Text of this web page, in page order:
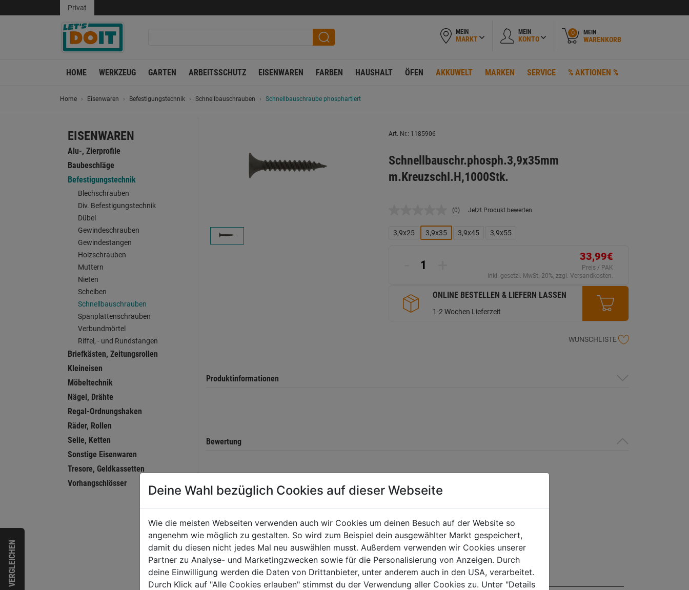
VERGLEICHEN
Privat
MEIN
MARKT
MEIN
KONTO
0 MEIN
WARENKORB
HOME WERKZEUG GARTEN ARBEITSSCHUTZ EISENWAREN FARBEN HAUSHALT ÖFEN AKKUWELT MARKEN SERVICE % AKTIONEN %
Home Eisenwaren Befestigungstechnik Schnellbauschrauben Schnellbauschraube phosphartiert
EISENWAREN
Alu-, Zierprofile
Baubeschläge
Befestigungstechnik
Blechschrauben
Div. Befestigungstechnik
Dübel
Gewindeschrauben
Gewindestangen
Holzschrauben
Muttern
Nieten
Scheiben
Schnellbauschrauben
Spanplattenschrauben
Verbundmörtel
Riffel, - und Rundstangen
Briefkästen, Zeitungsrollen
Kleineisen
Möbeltechnik
Nägel, Drähte
Regal-Ordnungshaken
Räder, Rollen
Seile, Ketten
Sonstige Eisenwaren
Tresore, Geldkassetten
Vorhangschlösser
Art. Nr.: 1185906
Schnellbauschr.phosph.3,9x35mm
m.Kreuzschl.H,1000Stk.
Kein
Link
auf
(0) Jetzt Produkt bewerten
3,9x25 3,9x35 3,9x45 3,9x55
33,99€
Preis / PAK
inkl. gesetzl. MwSt. 20%, zzgl. Versandkosten.
ONLINE BESTELLEN & LIEFERN LASSEN
1-2 Wochen Lieferzeit
WUNSCHLISTE
Produktinformationen
Bewertung
Deine Wahl bezüglich Cookies auf dieser Webseite
Wie die meisten Webseiten verwenden auch wir Cookies um deinen Besuch auf der Website so
angenehm wie möglich zu gestalten. So wird zum Beispiel dein ausgewählter Markt gespeichert,
damit du diesen nicht jedes Mal neu auswählen musst. Außerdem verwenden wir Cookies unserer
Partner zu Analyse- und Marketingzwecken sowie für die Personalisierung von Anzeigen. Durch
deine Einwilligung werden die Daten von Drittanbieter, unter anderem auch in den USA, verarbeitet.
Durch Klick auf "Alle Cookies erlauben" stimmst du der Verwendung aller Cookies zu. Unter "Details